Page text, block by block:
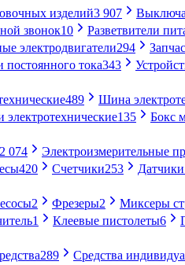
изделий3 907
звонок10 Разветвители
электродвигатели294
постоянного тока343
489 Шина
135 Бокс
2 074 Электроизмерительные
420 Счетчики253 Датчики
2 Фрезеры2 Миксеры
1 Клеевые пистолеты6
289 Средства